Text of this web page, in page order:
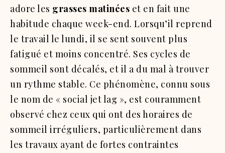
adore les grasses matinées et en fait une
habitude chaque week-end. Lorsqu’il reprend
le travail le lundi, il se sent souvent plus
fatigué et moins concentré. Ses cycles de
sommeil sont décalés, et il a du mal à trouver
un rythme stable. Ce phénomène, connu sous
le nom de « social jet lag », est couramment
observé chez ceux qui ont des horaires de
sommeil irréguliers, particulièrement dans
les travaux ayant de fortes contraintes